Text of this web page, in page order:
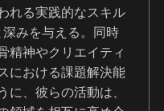
れる実践的なスキル
みを与える。同時
精神やクリエイティ
における課題解決能
に、彼らの活動は、